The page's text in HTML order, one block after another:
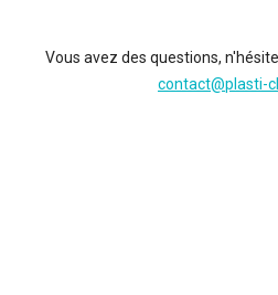
Vous avez des questions,
contact@plasti-